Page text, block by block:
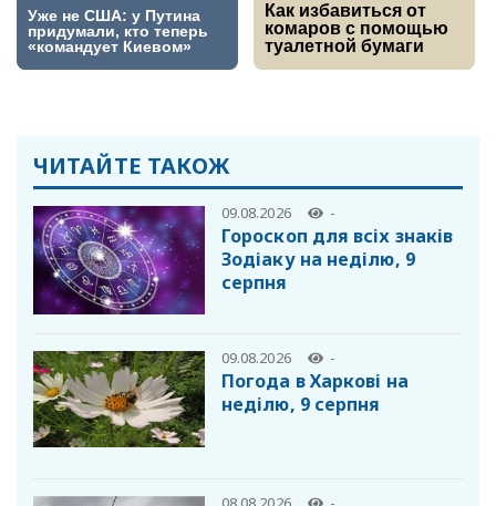
ЧИТАЙТЕ ТАКОЖ
09.08.2026 -
Гороскоп для всіх знаків
Зодіаку на неділю, 9
серпня
09.08.2026 -
Погода в Харкові на
неділю, 9 серпня